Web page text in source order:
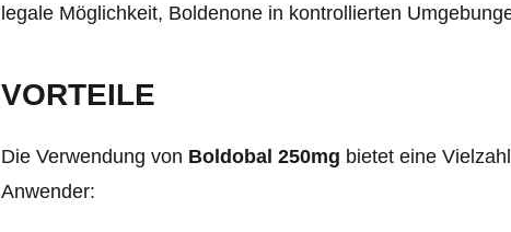
legale Möglichkeit, Boldenone in kontrollierten
VORTEILE
Die Verwendung von Boldobal 250mg bietet eine
Anwender: